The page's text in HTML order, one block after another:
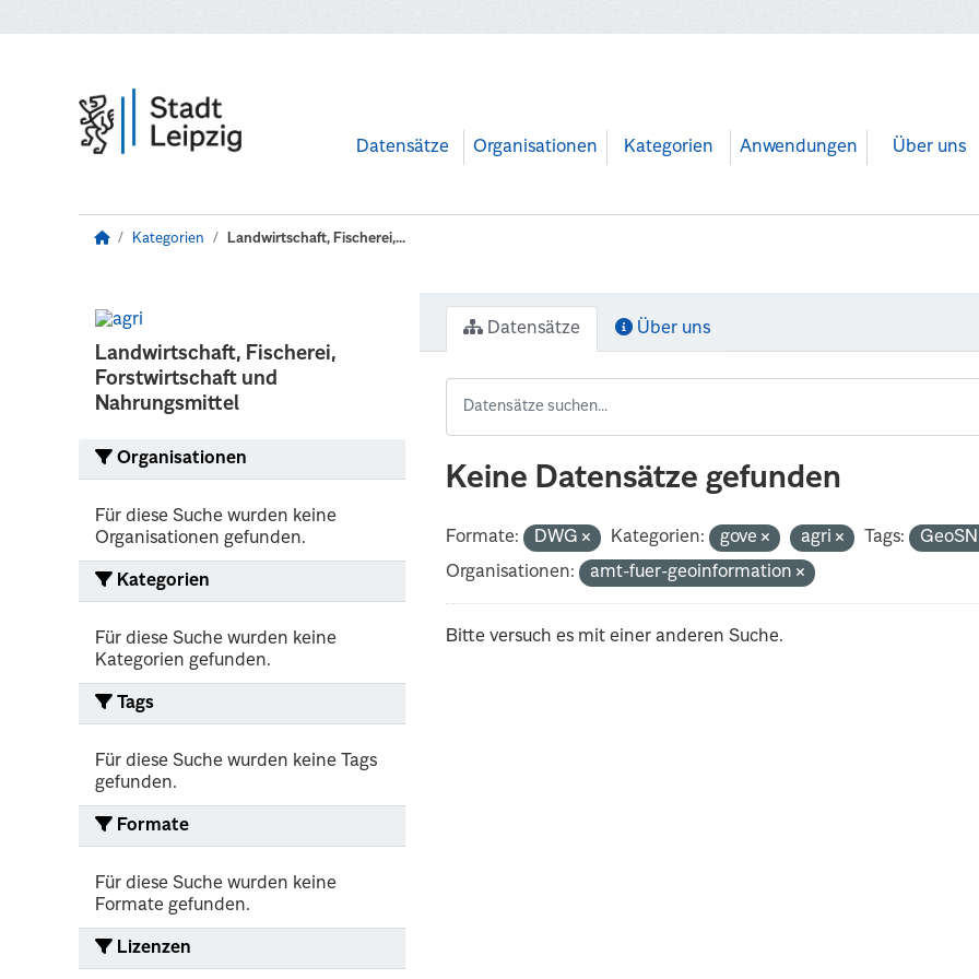
Datensätze Organisationen Kategorien Anwendungen Über uns
Kategorien Landwirtschaft, Fischerei,...
Landwirtschaft, Fischerei,
Forstwirtschaft und
Nahrungsmittel
Organisationen
Für diese Suche wurden keine
Organisationen gefunden.
Kategorien
Für diese Suche wurden keine
Kategorien gefunden.
Tags
Für diese Suche wurden keine Tags
gefunden.
Formate
Für diese Suche wurden keine
Formate gefunden.
Lizenzen
Datensätze Über uns
Keine Datensätze gefunden
Formate: DWG Kategorien: gove agri Tags:
Organisationen:
amt-fuer-geoinformation
Bitte versuch es mit einer anderen Suche.